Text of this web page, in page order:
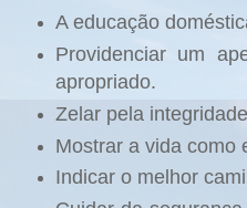
A educação
Providenciar um
apropriado.
Zelar pela
Mostrar a vida como
Indicar o melhor